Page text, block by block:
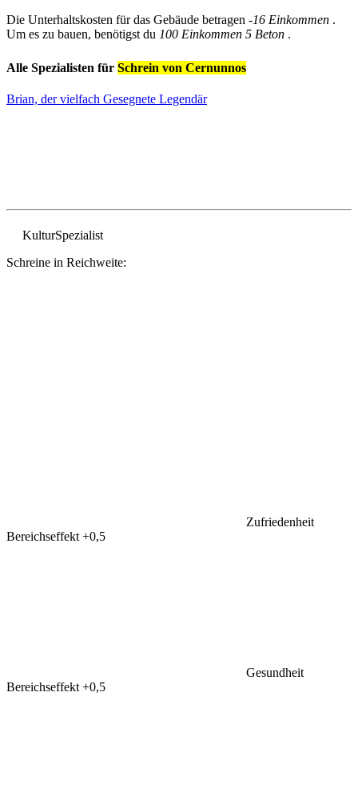
Die Unterhaltskosten für das Gebäude betragen -16 Einkommen .
Um es zu bauen, benötigst du 100 Einkommen 5 Beton .
Alle Spezialisten für Schrein von Cernunnos
Brian, der vielfach Gesegnete Legendär
KulturSpezialist
Schreine in Reichweite:
Zufriedenheit
Bereichseffekt +0,5
Gesundheit
Bereichseffekt +0,5